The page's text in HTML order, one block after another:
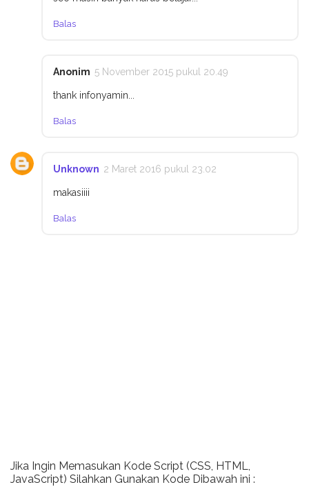
Balas
Anonim 5 November 2015 pukul 20.49
thank infonyamin...
Balas
Unknown 2 Maret 2016 pukul 23.02
makasiiii
Balas
Jika Ingin Memasukan Kode Script (CSS, HTML,
JavaScript) Silahkan Gunakan Kode Dibawah ini :